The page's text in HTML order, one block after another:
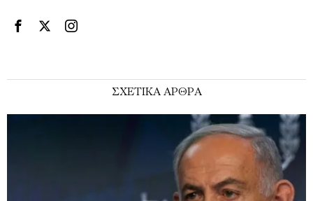
ΣΧΕΤΙΚΑ ΑΡΘΡΑ